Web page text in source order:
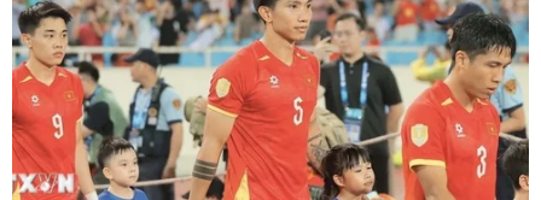
nhất vùng Tây Nam Trung Quốc, được Chính
phủ Trung Quốc chú trọng đầu tư nhằm phục vụ
chiến lược “Đại khai phát miền Tây” và "Vành
đai và Con đường,” từ đó tăng cường hợp tác
sâu rộng với các quốc gia Nam Á và ASEAN.